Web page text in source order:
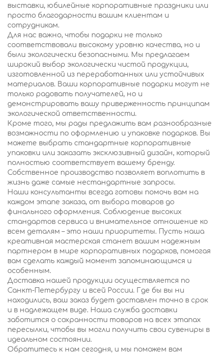
выставки, юбилейные корпоративные праздники или
просто благодарности вашим клиентам и
сотрудникам.
Для нас важно, чтобы подарки не только
соответствовали высокому уровню качества, но и
были экологически безопасными. Мы предлагаем
широкий выбор экологически чистой продукции,
изготовленной из переработанных или устойчивых
материалов. Ваши корпоративные подарки могут не
только радовать получателей, но и
демонстрировать вашу приверженность принципам
экологической ответственности.
Кроме того, мы рады предложить вам разнообразные
возможности по оформлению и упаковке подарков. Вы
можете выбрать стандартные корпоративные
упаковки или заказать эксклюзивный дизайн, который
полностью соответствует вашему бренду.
Собственное производство позволяет воплотить в
жизнь даже самые нестандартные запросы.
Наши консультанты всегда готовы помочь вам на
каждом этапе заказа, от выбора товаров до
финального оформления. Соблюдение высоких
стандартов сервиса и внимательное отношение ко
всем деталям – это наши приоритеты. Пусть наша
креативная мастерская станет вашим надежным
партнером в мире корпоративных подарков, помогая
вам сделать каждый момент запоминающимся и
особенным.
Доставка нашей продукции осуществляется по
Санкт-Петербургу и всей России. Где бы вы ни
находились, ваш заказ будет доставлен точно в срок
и в надлежащем виде. Наша служба доставки
заботится о сохранности товаров на всех этапах
пересылки, чтобы вы могли получить свои сувениры в
идеальном состоянии.
Обратитесь к нам сегодня, и мы поможем вам